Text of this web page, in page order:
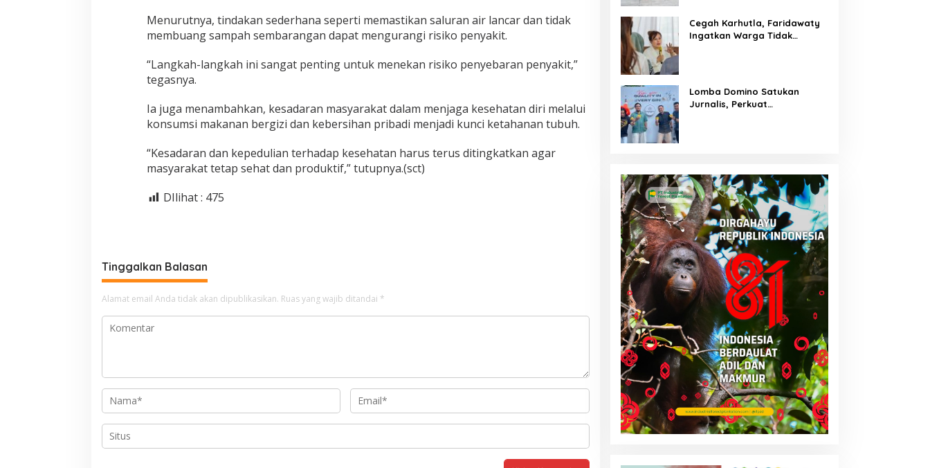
Menurutnya, tindakan sederhana seperti memastikan saluran air lancar dan tidak
membuang sampah sembarangan dapat mengurangi risiko penyakit.
“Langkah-langkah ini sangat penting untuk menekan risiko penyebaran penyakit,”
tegasnya.
Ia juga menambahkan, kesadaran masyarakat dalam menjaga kesehatan diri melalui
konsumsi makanan bergizi dan kebersihan pribadi menjadi kunci ketahanan tubuh.
“Kesadaran dan kepedulian terhadap kesehatan harus terus ditingkatkan agar
masyarakat tetap sehat dan produktif,” tutupnya.(sct)
DIlihat : 475
Tinggalkan Balasan
Alamat email Anda tidak akan dipublikasikan. Ruas yang wajib ditandai *
Cegah Karhutla, Faridawaty
Ingatkan Warga Tidak
Lomba Domino Satukan
Jurnalis, Perkuat